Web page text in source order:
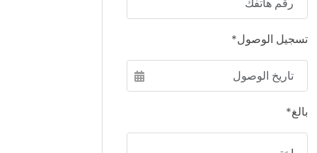
تسجيل الوصول*
بالغ*